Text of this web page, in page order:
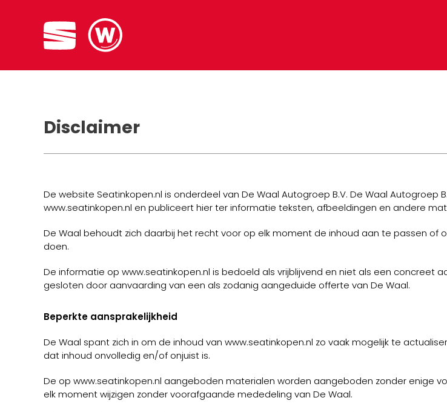
Disclaimer
De website Seatinkopen.nl is onderdeel van De Waal Autogroep B.V. De Waal
www.seatinkopen.nl en publiceert hier ter informatie teksten, afbeeldingen en andere
De Waal behoudt zich daarbij het recht voor op elk moment de inhoud aan te passen
doen.
De informatie op www.seatinkopen.nl is bedoeld als vrijblijvend en niet als een
gesloten door aanvaarding van een als zodanig aangeduide offerte van De Waal.
Beperkte aansprakelijkheid
De Waal spant zich in om de inhoud van www.seatinkopen.nl zo vaak mogelijk te
dat inhoud onvolledig en/of onjuist is.
De op www.seatinkopen.nl aangeboden materialen worden aangeboden zonder enige
elk moment wijzigen zonder voorafgaande mededeling van De Waal.